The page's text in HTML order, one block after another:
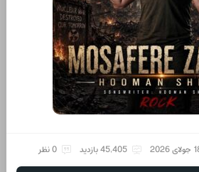
2026 45,405 بازدید 0 نظر